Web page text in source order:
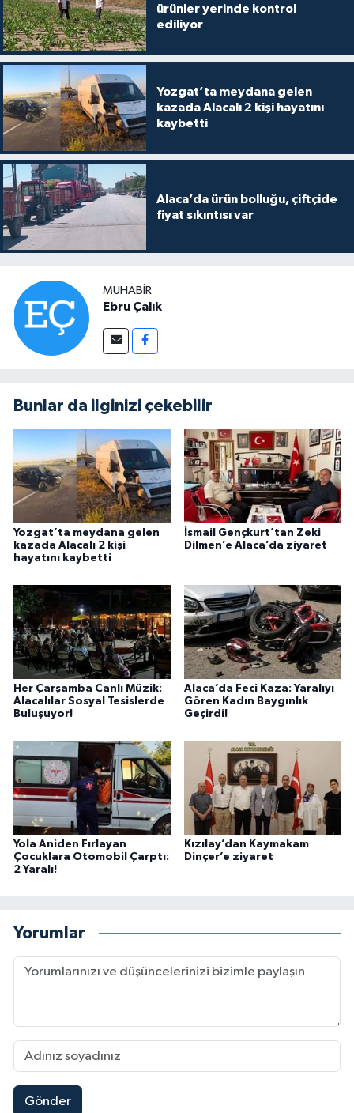
ürünler yerinde kontrol
ediliyor
Yozgat’ta meydana gelen
kazada Alacalı 2 kişi hayatını
kaybetti
Alaca’da ürün bolluğu, çiftçide
fiyat sıkıntısı var
MUHABIR
Ebru Çalık
Bunlar da ilginizi çekebilir
Yozgat’ta meydana gelen
kazada Alacalı 2 kişi
hayatını kaybetti
İsmail Gençkurt’tan Zeki
Dilmen’e Alaca’da ziyaret
Her Çarşamba Canlı Müzik:
Alacalılar Sosyal Tesislerde
Buluşuyor!
Alaca’da Feci Kaza: Yaralıyı
Gören Kadın Baygınlık
Geçirdi!
Yola Aniden Fırlayan
Çocuklara Otomobil Çarptı:
2 Yaralı!
Kızılay’dan Kaymakam
Dinçer’e ziyaret
Yorumlar
Gönder